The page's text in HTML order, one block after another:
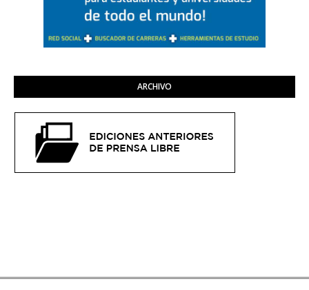
ARCHIVO